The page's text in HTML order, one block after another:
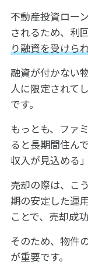
不動産投資ロー
されるため、利
り融資を受けら
融資が付かない
人に限定されて
です。
もっとも、ファ
ると長期間住ん
収入が見込める
売却の際は、こ
期の安定した運
ことで、売却成
そのため、物件
が重要です。